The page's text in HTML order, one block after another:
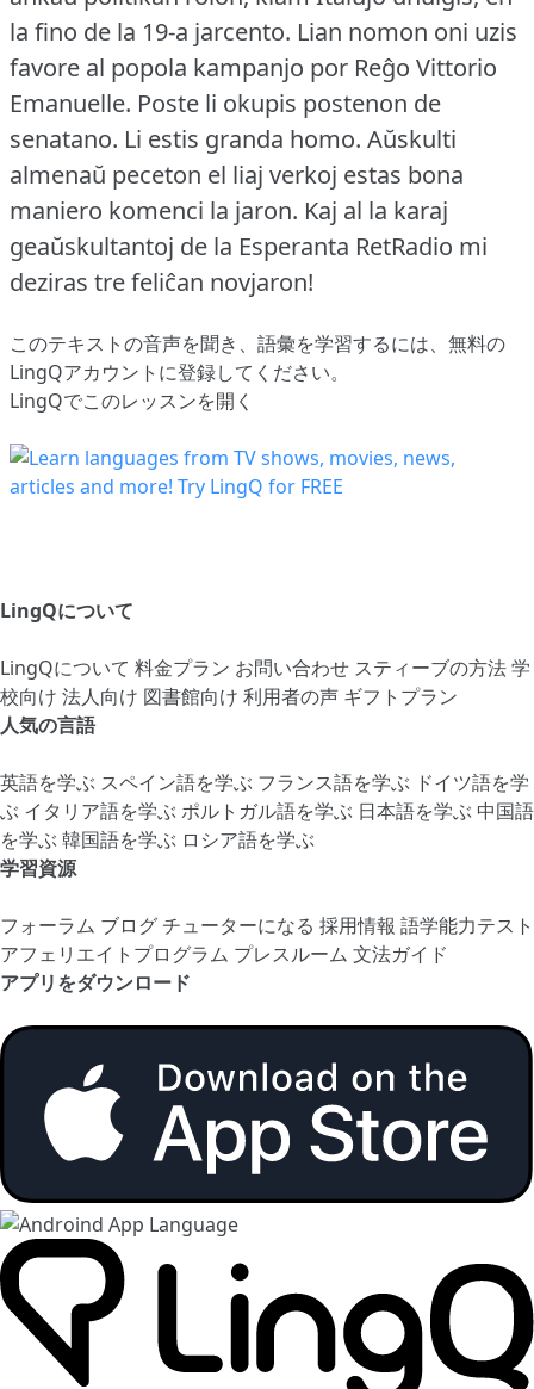
la fino de la 19-a jarcento. Lian nomon oni uzis
favore al popola kampanjo por Reĝo Vittorio
Emanuelle. Poste li okupis postenon de
senatano. Li estis granda homo. Aŭskulti
almenaŭ peceton el liaj verkoj estas bona
maniero komenci la jaron. Kaj al la karaj
geaŭskultantoj de la Esperanta RetRadio mi
deziras tre feliĉan novjaron!
このテキストの音声を聞き、語彙を学習するには、 無料の
LingQアカウントに登録してください。
LingQでこのレッスンを開く
LingQについて
LingQについて 料金プラン お問い合わせ スティーブの方法学
校向け 法人向け 図書館向け 利用者の声 ギフトプラン
人気の言語
英語を学ぶ スペイン語を学ぶ フランス語を学ぶ ドイツ語を学
ぶ イタリア語を学ぶ ポルトガル語を学ぶ 日本語を学ぶ 中国語
を学ぶ 韓国語を学ぶ ロシア語を学ぶ
学習資源
フォーラム ブログチューターになる 採用情報 語学能力テスト
アフェリエイトプログラム プレスルーム 文法ガイド
アプリをダウンロード